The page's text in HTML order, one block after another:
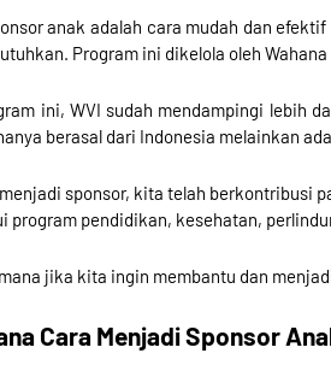
anak adalah cara mudah dan
Program ini dikelola oleh
ini, WVI sudah mendampingi lebih
berasal dari Indonesia melainkan
sponsor, kita telah berkontribusi
program pendidikan, kesehatan,
jika kita ingin membantu dan
Cara Menjadi Sponsor